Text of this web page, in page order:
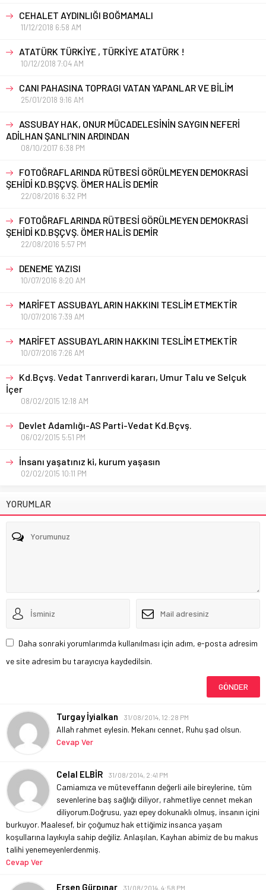
CEHALET AYDINLIĞI BOĞMAMALI
11/12/2018 6:58 AM
ATATÜRK TÜRKİYE , TÜRKİYE ATATÜRK !
10/12/2018 7:04 AM
CANI PAHASINA TOPRAGI VATAN YAPANLAR VE BİLİM
25/01/2018 9:16 AM
ASSUBAY HAK, ONUR MÜCADELESİNİN SAYGIN NEFERİ
ADİLHAN ŞANLI’NIN ARDINDAN
08/10/2017 6:38 PM
FOTOĞRAFLARINDA RÜTBESİ GÖRÜLMEYEN DEMOKRASİ
ŞEHİDİ KD.BŞÇVŞ. ÖMER HALİS DEMİR
22/08/2016 6:32 PM
FOTOĞRAFLARINDA RÜTBESİ GÖRÜLMEYEN DEMOKRASİ
ŞEHİDİ KD.BŞÇVŞ. ÖMER HALİS DEMİR
22/08/2016 5:57 PM
DENEME YAZISI
10/07/2016 8:20 AM
MARİFET ASSUBAYLARIN HAKKINI TESLİM ETMEKTİR
10/07/2016 7:39 AM
MARİFET ASSUBAYLARIN HAKKINI TESLİM ETMEKTİR
10/07/2016 7:26 AM
Kd.Bçvş. Vedat Tanrıverdi kararı, Umur Talu ve Selçuk
İçer
08/02/2015 12:18 AM
Devlet Adamlığı-AS Parti-Vedat Kd.Bçvş.
06/02/2015 5:51 PM
İnsanı yaşatınız ki, kurum yaşasın
02/02/2015 10:11 PM
YORUMLAR
Daha sonraki yorumlarımda kullanılması için adım, e-posta adresim
ve site adresim bu tarayıcıya kaydedilsin.
Turgay İyialkan 31/08/2014, 12:28 PM
Allah rahmet eylesin. Mekanı cennet, Ruhu şad olsun.
Cevap Ver
Celal ELBİR 31/08/2014, 2:41 PM
Camiamıza ve müteveffanın değerli aile bireylerine, tüm
sevenlerine baş sağlığı diliyor, rahmetliye cennet mekan
diliyorum.Doğrusu, yazı epey dokunaklı olmuş, insanın içini
burkuyor. Maalesef, bir çoğumuz hak ettiğimiz insanca yaşam
koşullarına layıkıyla sahip değiliz. Anlaşılan, Kayhan abimiz de bu makus
talihi yenemeyenlerdenmiş.
Cevap Ver
Ersen Gürpınar 31/08/2014, 4:58 PM